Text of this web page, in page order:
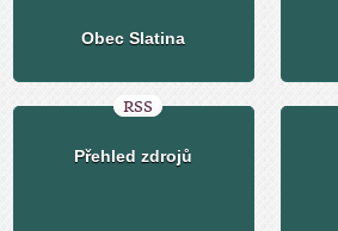
Obec Slatina
RSS
Přehled zdrojů